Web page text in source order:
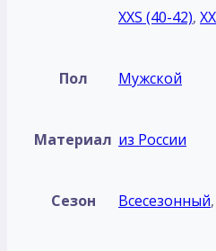
XXS (40-42),
Пол Мужской
Материал из России
Сезон Всесезонный,